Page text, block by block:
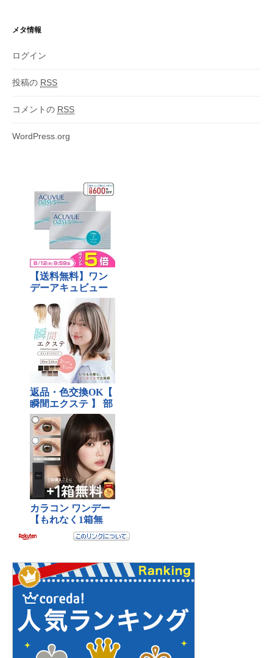
メタ情報
ログイン
投稿の RSS
コメントの RSS
WordPress.org